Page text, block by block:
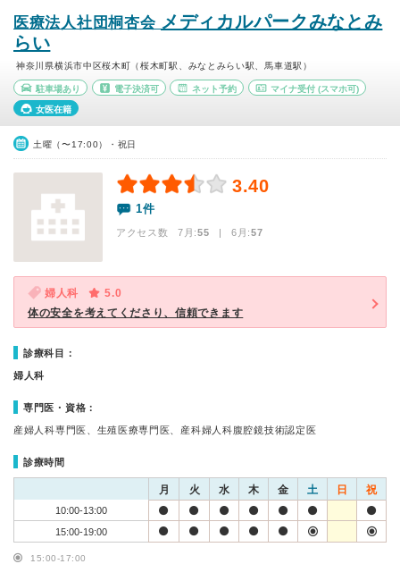
医療法人社団桐杏会 メディカルパークみなとみ
らい
神奈川県横浜市中区桜木町（桜木町駅、みなとみらい駅、馬車道駅）
駐車場あり 電子決済可 ネット予約 マイナ受付 (スマホ可)
女医在籍
土曜（〜17:00）・祝日
3.40
1件
アクセス数 7月:55 | 6月:57
婦人科
5.0
体の安全を考えてくださり、信頼できます
診療科目：
婦人科
専門医・資格：
産婦人科専門医、生殖医療専門医、産科婦人科腹腔鏡技術認定医
診療時間
月 火 水 木 金 土 日 祝
10:00-13:00
15:00-19:00
15:00-17:00